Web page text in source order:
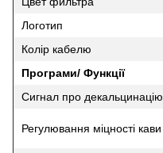
Логотип
Колір кабелю
Програми/ Функції
Сигнал про декальцинацію
Регулювання міцності кави